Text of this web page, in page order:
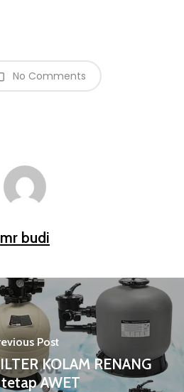
No Comments
mr budi
Post
KOLAM RENANG
AWET